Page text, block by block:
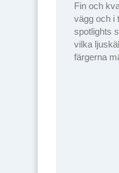
Fin och
vägg och i
spotlights
vilka
färgerna